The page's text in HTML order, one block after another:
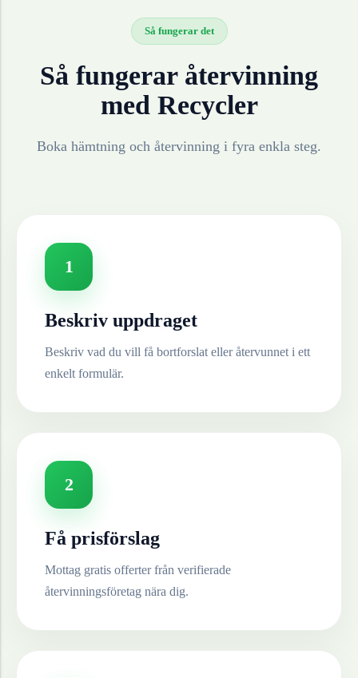
Så fungerar det
Så fungerar återvinning
med Recycler
Boka hämtning och återvinning i fyra enkla steg.
1
Beskriv uppdraget
Beskriv vad du vill få bortforslat eller återvunnet i ett
enkelt formulär.
2
Få prisförslag
Mottag gratis offerter från verifierade
återvinningsföretag nära dig.